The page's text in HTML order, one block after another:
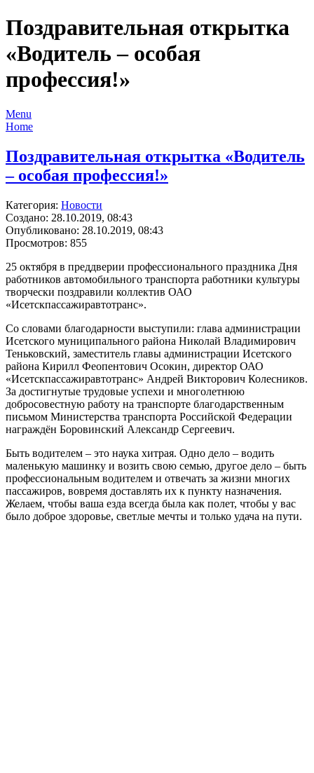
Поздравительная открытка
«Водитель – особая
профессия!»
Menu
Home
Поздравительная открытка «Водитель
– особая профессия!»
Категория: Новости
Создано: 28.10.2019, 08:43
Опубликовано: 28.10.2019, 08:43
Просмотров: 855
25 октября в преддверии профессионального праздника Дня
работников автомобильного транспорта работники культуры
творчески поздравили коллектив ОАО
«Исетскпассажиравтотранс».
Со словами благодарности выступили: глава администрации
Исетского муниципального района Николай Владимирович
Теньковский, заместитель главы администрации Исетского
района Кирилл Феопентович Осокин, директор ОАО
«Исетскпассажиравтотранс» Андрей Викторович Колесников.
За достигнутые трудовые успехи и многолетнюю
добросовестную работу на транспорте благодарственным
письмом Министерства транспорта Российской Федерации
награждён Боровинский Александр Сергеевич.
Быть водителем – это наука хитрая. Одно дело – водить
маленькую машинку и возить свою семью, другое дело – быть
профессиональным водителем и отвечать за жизни многих
пассажиров, вовремя доставлять их к пункту назначения.
Желаем, чтобы ваша езда всегда была как полет, чтобы у вас
было доброе здоровье, светлые мечты и только удача на пути.